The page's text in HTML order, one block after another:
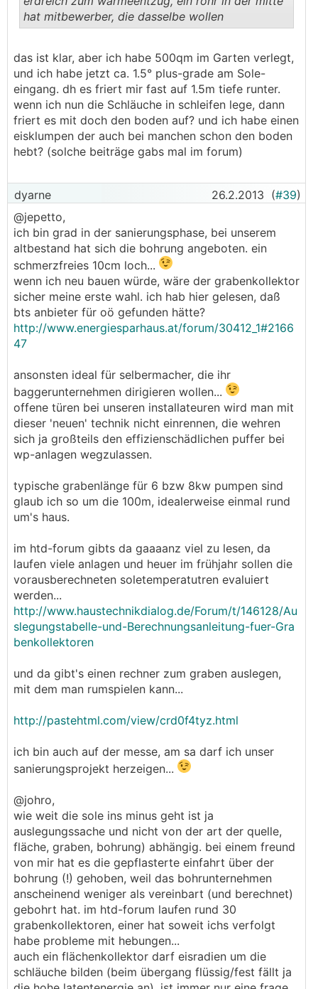
hat mitbewerber, die dasselbe wollen
das ist klar, aber ich habe 500qm im Garten verlegt,
und ich habe jetzt ca. 1.5° plus-grade am Sole-
eingang. dh es friert mir fast auf 1.5m tiefe runter.
wenn ich nun die Schläuche in schleifen lege, dann
friert es mit doch den boden auf? und ich habe einen
eisklumpen der auch bei manchen schon den boden
hebt? (solche beiträge gabs mal im forum)
dyarne 26.2.2013 (#39)
@jepetto,
ich bin grad in der sanierungsphase, bei unserem
altbestand hat sich die bohrung angeboten. ein
schmerzfreies 10cm loch...
wenn ich neu bauen würde, wäre der grabenkollektor
sicher meine erste wahl. ich hab hier gelesen, daß
bts anbieter für oö gefunden hätte?
http://www.energiesparhaus.at/forum/30412_1#2166
47
ansonsten ideal für selbermacher, die ihr
baggerunternehmen dirigieren wollen...
offene türen bei unseren installateuren wird man mit
dieser 'neuen' technik nicht einrennen, die wehren
sich ja großteils den effizienschädlichen puffer bei
wp-anlagen wegzulassen.
typische grabenlänge für 6 bzw 8kw pumpen sind
glaub ich so um die 100m, idealerweise einmal rund
um's haus.
im htd-forum gibts da gaaaanz viel zu lesen, da
laufen viele anlagen und heuer im frühjahr sollen die
vorausberechneten soletemperatutren evaluiert
werden...
http://www.haustechnikdialog.de/Forum/t/146128/Au
slegungstabelle-und-Berechnungsanleitung-fuer-Gra
benkollektoren
und da gibt's einen rechner zum graben auslegen,
mit dem man rumspielen kann...
http://pastehtml.com/view/crd0f4tyz.html
ich bin auch auf der messe, am sa darf ich unser
sanierungsprojekt herzeigen...
@johro,
wie weit die sole ins minus geht ist ja
auslegungssache und nicht von der art der quelle,
fläche, graben, bohrung) abhängig. bei einem freund
von mir hat es die gepflasterte einfahrt über der
bohrung (!) gehoben, weil das bohrunternehmen
anscheinend weniger als vereinbart (und berechnet)
gebohrt hat. im htd-forum laufen rund 30
grabenkollektoren, einer hat soweit ichs verfolgt
habe probleme mit hebungen...
auch ein flächenkollektor darf eisradien um die
schläuche bilden (beim übergang flüssig/fest fällt ja